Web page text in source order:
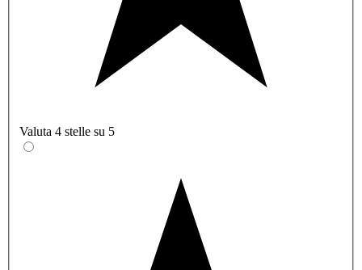
Valuta 4 stelle su 5